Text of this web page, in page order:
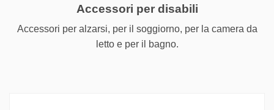
Accessori per disabili
Accessori per alzarsi, per il soggiorno, per la camera da
letto e per il bagno.